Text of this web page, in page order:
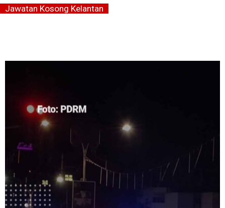
Jawatan Kosong Kelantan